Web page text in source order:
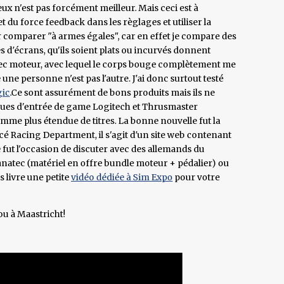
n'est pas forcément meilleur. Mais ceci est à
force feedback dans les règlages et utiliser la
"à armes égales", car en effet je compare des
d'écrans, qu'ils soient plats ou incurvés donnent
moteur, avec lequel le corps bouge complètement me
personne n'est pas l'autre. J'ai donc surtout testé
.Ce sont assurément de bons produits mais ils ne
d'entrée de game Logitech et Thrusmaster
plus étendue de titres. La bonne nouvelle fut la
Racing Department, il s'agit d'un site web contenant
l'occasion de discuter avec des allemands du
(matériel en offre bundle moteur + pédalier) ou
livre une petitevidéo dédiée à Sim Expo pour votre
à Maastricht!